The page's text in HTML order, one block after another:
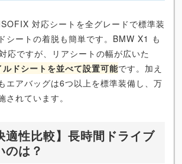
対応シートを全グレードで標準装
シートの着脱も簡単です。BMW X1 も
応ですが、リアシートの幅が広いた
ドシートを並べて設置可能です。加え
エアバッグは6つ以上を標準装備し、万
されています。
適性比較】長時間ドライブ
のは？